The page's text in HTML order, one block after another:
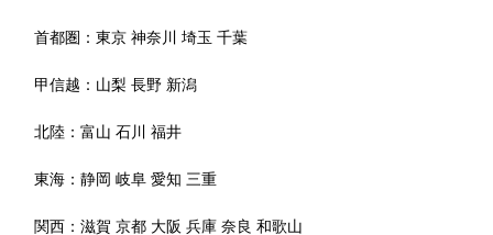
首都圏：東京 神奈川 埼玉 千葉
甲信越： 山梨 長野 新潟
北陸：富山 石川 福井
東海：静岡 岐阜 愛知 三重
関西：滋賀 京都 大阪 兵庫 奈良 和歌山